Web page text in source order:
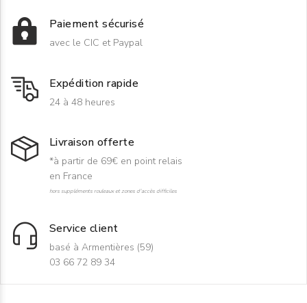
Paiement sécurisé
avec le CIC et Paypal
Expédition rapide
24 à 48 heures
Livraison offerte
*à partir de 69€ en point relais
en France
hors suppléments rouleaux et zones d'accès difficiles
Service client
basé à Armentières (59)
03 66 72 89 34